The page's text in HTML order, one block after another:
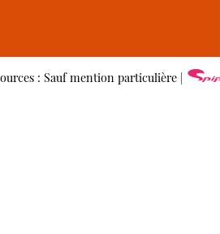
: Sauf mention particulière |